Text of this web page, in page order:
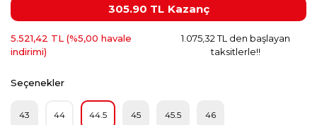
305.90 TL Kazanç
5.521,42 TL (%5,00 havale
indirimi)
1.075,32 TL den başlayan
taksitlerle!!
Seçenekler
43 44 44.5 45 45.5 46